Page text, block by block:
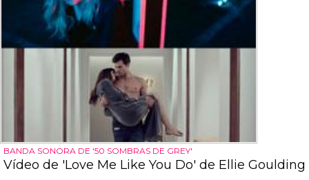
BANDA SONORA DE '50 SOMBRAS DE GREY'
Vídeo de 'Love Me Like You Do' de Ellie Goulding